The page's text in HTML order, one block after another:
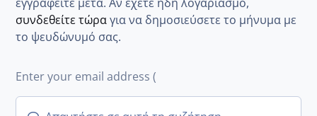
συνδεθείτε τώραγια να δημοσιεύσετε το μήνυμα με
το ψευδώνυμό σας.